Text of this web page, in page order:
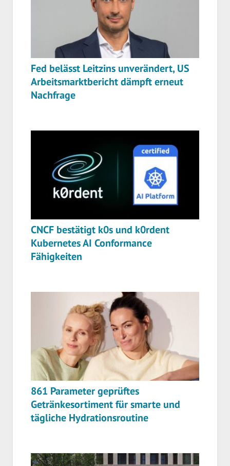
Fed belässt Leitzins unverändert, US
Arbeitsmarktbericht dämpft erneut
Nachfrage
CNCF bestätigt k0s und k0rdent
Kubernetes AI Conformance
Fähigkeiten
861 Parameter geprüftes
Getränkesortiment für smarte und
tägliche Hydrationsroutine